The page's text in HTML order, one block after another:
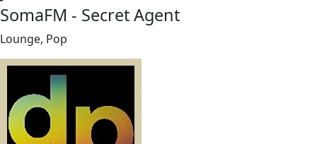
SomaFM - Secret Agent
Lounge, Pop